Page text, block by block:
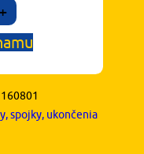
+
160801
spojky, ukončenia